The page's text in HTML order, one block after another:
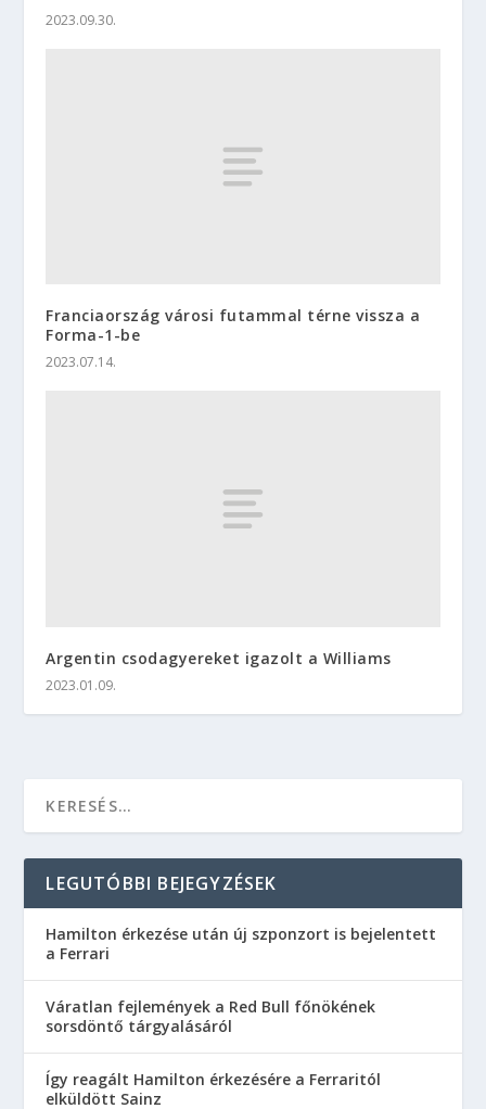
2023.09.30.
Franciaország városi futammal térne vissza a
Forma-1-be
2023.07.14.
Argentin csodagyereket igazolt a Williams
2023.01.09.
LEGUTÓBBI BEJEGYZÉSEK
Hamilton érkezése után új szponzort is bejelentett
a Ferrari
Váratlan fejlemények a Red Bull főnökének
sorsdöntő tárgyalásáról
Így reagált Hamilton érkezésére a Ferraritól
elküldött Sainz